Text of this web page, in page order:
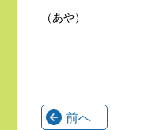
（あや）
前へ